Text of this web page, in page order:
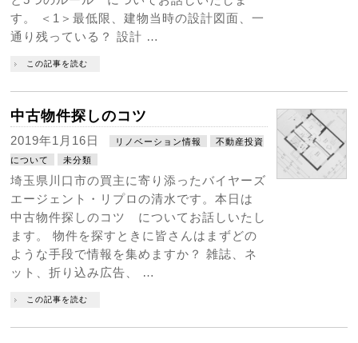
す。 ＜1＞最低限、建物当時の設計図面、一
通り残っている？ 設計 …
この記事を読む
中古物件探しのコツ
2019年1月16日 リノベーション情報
不動産投資
について
未分類
埼玉県川口市の買主に寄り添ったバイヤーズ
エージェント・リプロの清水です。本日は
中古物件探しのコツ についてお話しいたし
ます。 物件を探すときに皆さんはまずどの
ような手段で情報を集めますか？ 雑誌、ネ
ット、折り込み広告、 …
この記事を読む